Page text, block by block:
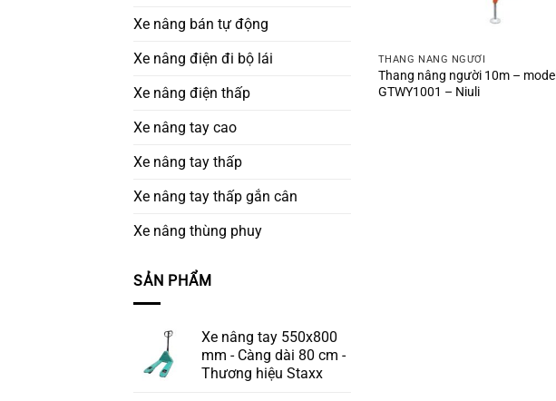
Xe nâng bán tự động
Xe nâng điện đi bộ lái
Xe nâng điện thấp
Xe nâng tay cao
Xe nâng tay thấp
Xe nâng tay thấp gắn cân
Xe nâng thùng phuy
SẢN PHẨM
Xe nâng tay 550x800
mm - Càng dài 80 cm -
Thương hiệu Staxx
THANG NÂNG NGƯỜI
Thang nâng người 10m – model
GTWY1001 – Niuli